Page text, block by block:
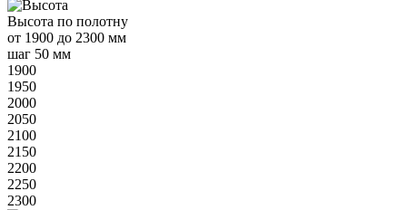
Высота по полотну
от 1900 до 2300 мм
шаг 50 мм
1900
1950
2000
2050
2100
2150
2200
2250
2300